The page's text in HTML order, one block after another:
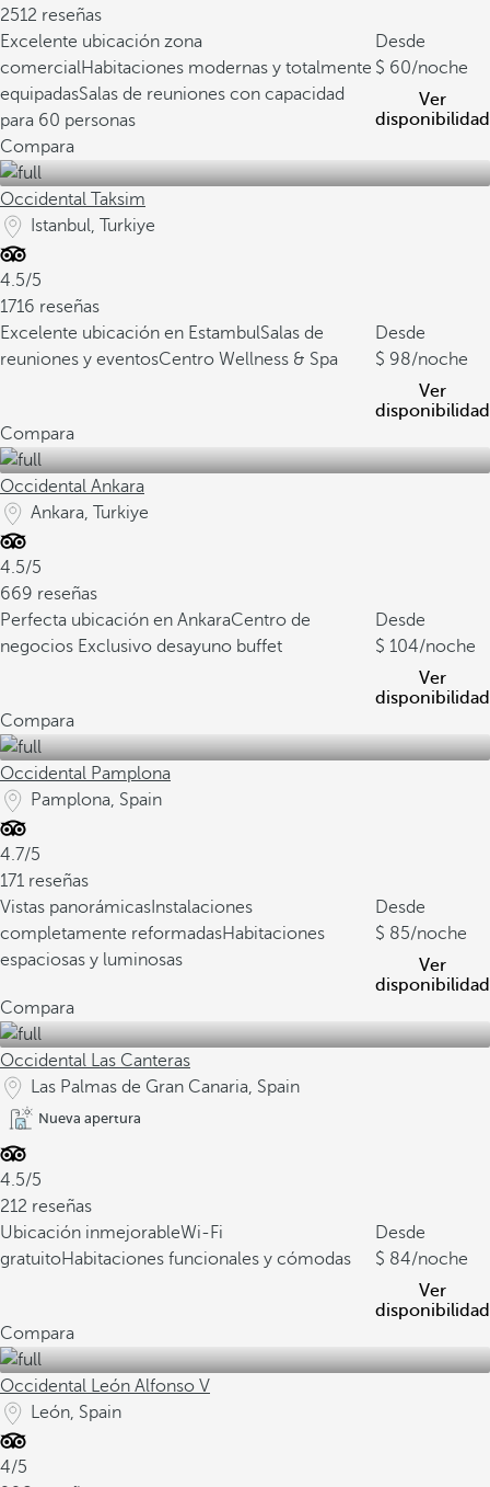
2512 reseñas
Excelente ubicación zona
comercialHabitaciones modernas y totalmente
equipadasSalas de reuniones con capacidad
para 60 personas
Desde
60/noche
Ver
disponibilidad
Compara
Occidental Taksim
Istanbul, Turkiye
4.5/5
1716 reseñas
Excelente ubicación en EstambulSalas de
reuniones y eventosCentro Wellness & Spa
Desde
98/noche
Ver
disponibilidad
Compara
Occidental Ankara
Ankara, Turkiye
4.5/5
669 reseñas
Perfecta ubicación en AnkaraCentro de
negocios Exclusivo desayuno buffet
Desde
104/noche
Ver
disponibilidad
Compara
Occidental Pamplona
Pamplona, Spain
4.7/5
171 reseñas
Vistas panorámicas Instalaciones
completamente reformadasHabitaciones
espaciosas y luminosas
Desde
85/noche
Ver
disponibilidad
Compara
Occidental Las Canteras
Las Palmas de Gran Canaria, Spain
Nueva apertura
4.5/5
212 reseñas
Ubicación inmejorableWi-Fi
gratuitoHabitaciones funcionales y cómodas
Desde
84/noche
Ver
disponibilidad
Compara
Occidental León Alfonso V
León, Spain
4/5